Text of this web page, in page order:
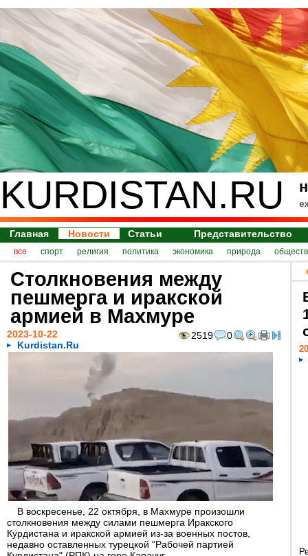
KURDISTAN.RU
Главная Новости Статьи Представительство
все спорт религия политика экономика природа
Столкновения между
пешмерга и иракской
армией в Махмуре
2519 0
2023-10-22
Kurdistan.Ru
В воскресенье, 22 октября, в Махмуре произошли
столкновения между силами пешмерга Иракского
Курдистана и иракской армией из-за военных постов,
недавно оставленных турецкой "Рабочей партией